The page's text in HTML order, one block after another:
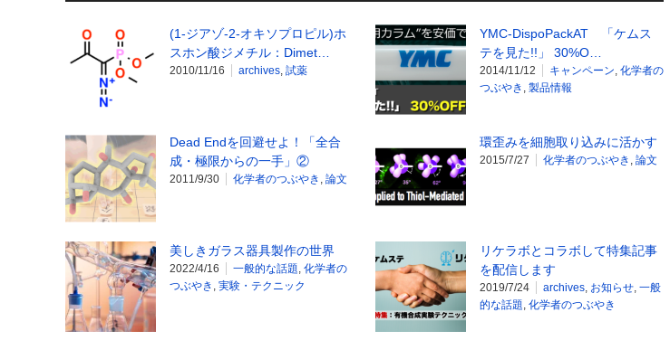
(1-ジアゾ-2-オキソプロピル)ホ
スホン酸ジメチル：Dimet…
2010/11/16 archives 試薬
YMC-DispoPackAT 「ケムス
テを見た!!」 30%O…
2014/11/12 キャンペーン 化学者の
つぶやき 製品情報
Dead Endを回避せよ！「全合
成・極限からの一手」②
2011/9/30 化学者のつぶやき 論文
環歪みを細胞取り込みに活かす
2015/7/27 化学者のつぶやき 論文
美しきガラス器具製作の世界
2022/4/16 一般的な話題 化学者の
つぶやき 実験・テクニック
リケラボとコラボして特集記事
を配信します
2019/7/24 archives お知らせ 一般
的な話題 化学者のつぶやき